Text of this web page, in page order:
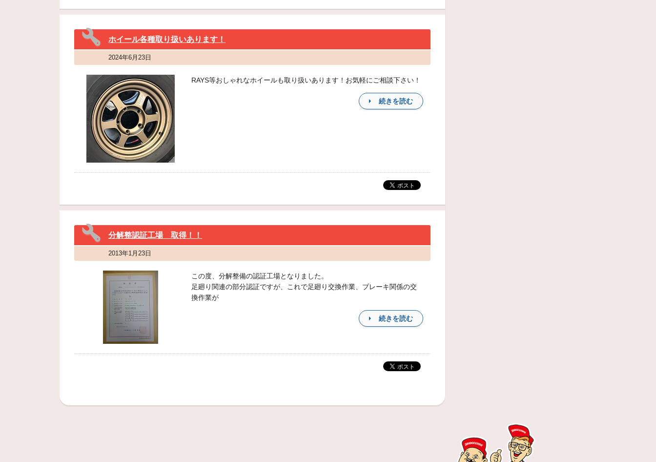
ホイール各種取り扱いあります！
2024年6月23日
RAYS等おしゃれなホイールも取り扱いあります！お気軽にご相談下さい！
続きを読む
分解整認証工場 取得！！
2013年1月23日
この度、分解整備の認証工場となりました。
足廻り関連の部分認証ですが、これで足廻り交換作業、ブレーキ関係の交
換作業が
続きを読む